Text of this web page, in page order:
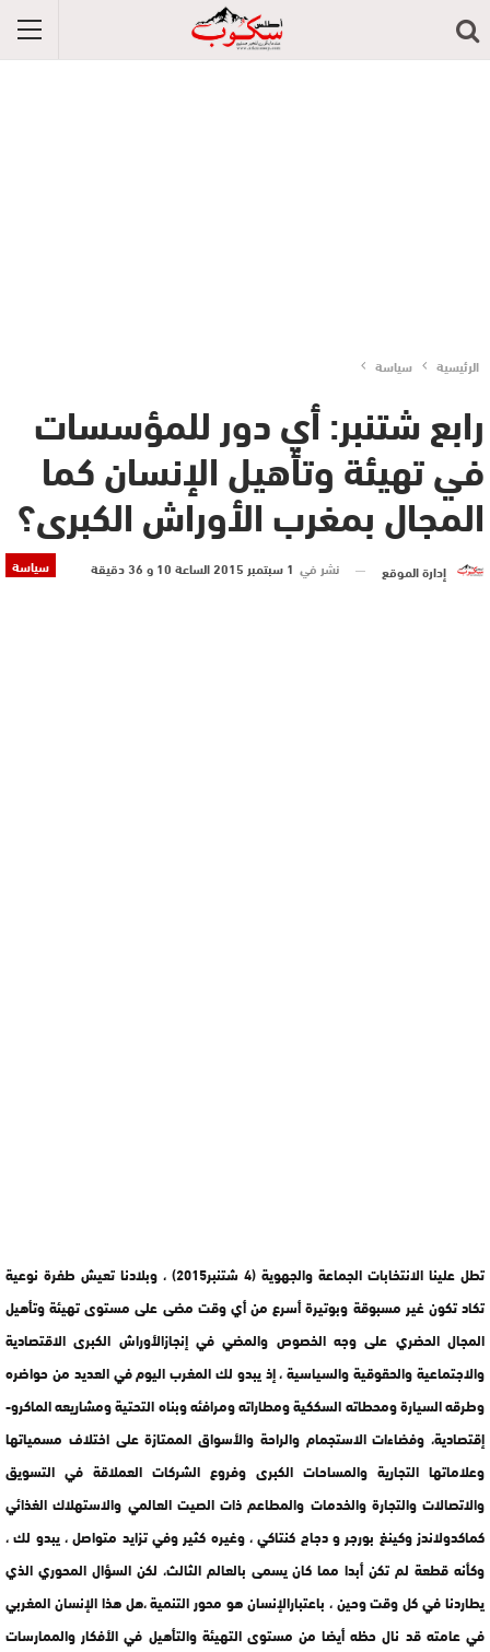
الرئيسية سياسة
رابع شتنبر: أي دور للمؤسسات
في تهيئة وتأهيل الإنسان كما
المجال بمغرب الأوراش الكبرى؟
سياسة إدارة الموقع نشر في 1 سبتمبر 2015 الساعة 10 و 36 دقيقة
تطل علينا الانتخابات الجماعة والجهوية (4 شتنبر2015) ، وبلادنا تعيش طفرة نوعية
تكاد تكون غير مسبوقة وبوتيرة أسرع من أي وقت مضى على مستوى تهيئة وتأهيل
المجال الحضري على وجه الخصوص والمضي في إنجازالأوراش الكبرى الاقتصادية
والاجتماعية والحقوقية والسياسية ، إذ يبدو لك المغرب اليوم في العديد من حواضره
وطرقه السيارة ومحطاته السككية ومطاراته ومرافئه وبناه التحتية ومشاريعه الماكرو-
إقتصادية، وفضاءات الاستجمام والراحة والأسواق الممتازة على اختلاف مسمياتها
وعلاماتها التجارية والمساحات الكبرى وفروع الشركات العملاقة في التسويق
والاتصالات والتجارة والخدمات والمطاعم ذات الصيت العالمي والاستهلاك الغذائي
كماكدولاندز وكينغ بورجر و دجاج كنتاكي ، وغيره كثير وفي تزايد متواصل ، يبدو لك ،
وكأنه قطعة لم تكن أبدا مما كان يسمى بالعالم الثالث، لكن السؤال المحوري الذي
يطاردنا في كل وقت وحين ، باعتبارالإنسان هو محور التنمية ،هل هذا الإنسان المغربي
في عامته قد نال حظه أيضا من مستوى التهيئة والتأهيل في الأفكار والممارسات